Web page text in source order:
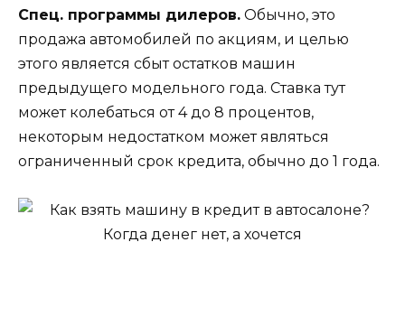
Спец. программы дилеров. Обычно, это
продажа автомобилей по акциям, и целью
этого является сбыт остатков машин
предыдущего модельного года. Ставка тут
может колебаться от 4 до 8 процентов,
некоторым недостатком может являться
ограниченный срок кредита, обычно до 1 года.